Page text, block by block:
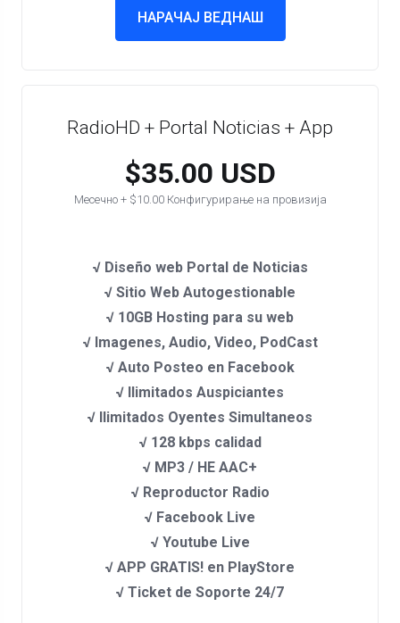
НАРАЧАЈ ВЕДНАШ
RadioHD + Portal Noticias + App
$35.00 USD
Месечно + $10.00 Конфигурирање на провизија
√ Diseño web Portal de Noticias
√ Sitio Web Autogestionable
√ 10GB Hosting para su web
√ Imagenes, Audio, Video, PodCast
√ Auto Posteo en Facebook
√ Ilimitados Auspiciantes
√ Ilimitados Oyentes Simultaneos
√ 128 kbps calidad
√ MP3 / HE AAC+
√ Reproductor Radio
√ Facebook Live
√ Youtube Live
√ APP GRATIS! en PlayStore
√ Ticket de Soporte 24/7